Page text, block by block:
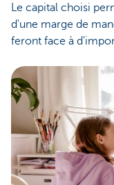
Le capital choisi
d'une marge de
feront face à